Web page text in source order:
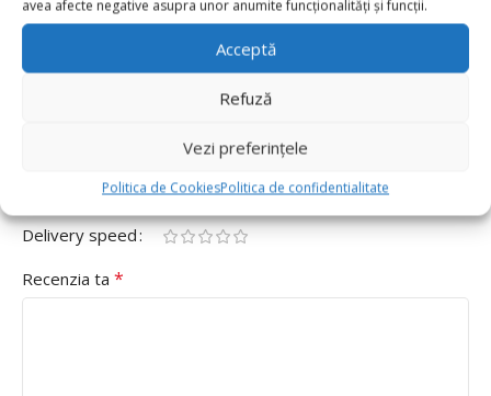
avea afecte negative asupra unor anumite funcționalități și funcții.
Acceptă
Refuză
Vezi preferințele
Politica de CookiesPolitica de confidentialitate
Cifra 8 40cm,Mov”
Adresa ta de email nu va fi publicată.
Delivery speed
Recenzia ta *